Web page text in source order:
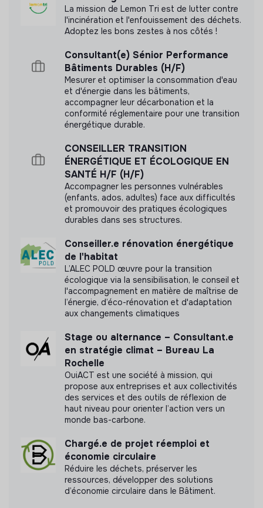
d'impact
Labels et certifications
Référencé par Shift Your Job.
Adhérent du Mouvement Impact
France.
Pratiques et politiques internes
Formation et développement professionnel
Initiatives éco-responsables
Partage de la valeur
Rémunération équitable
Diversité et inclusion
Équité salariale
Principes de gouvernance
Gestion collaborative de projets
Systèmes de feedback et d'évaluation
Culture de feedback ouvert
La mission de Lemon Tri est de lutter contre
l'incinération et l'enfouissement des déchets.
Adoptez les bons zestes à nos côtés !
Consultant(e) Sénior Performance
Bâtiments Durables (H/F)
Mesurer et optimiser la consommation d'eau
et d'énergie dans les bâtiments,
accompagner leur décarbonation et la
conformité réglementaire pour une transition
énergétique durable.
CONSEILLER TRANSITION
ÉNERGÉTIQUE ET ÉCOLOGIQUE EN
SANTÉ H/F (H/F)
Accompagner les personnes vulnérables
(enfants, ados, adultes) face aux difficultés
et promouvoir des pratiques écologiques
durables dans ses structures.
Conseiller.e rénovation énergétique
de l'habitat
L’ALEC POLD œuvre pour la transition
écologique via la sensibilisation, le conseil et
l'accompagnement en matière de maîtrise de
l’énergie, d’éco-rénovation et d'adaptation
aux changements climatiques
Stage ou alternance – Consultant.e
en stratégie climat – Bureau La
Rochelle
OuiACT est une société à mission, qui
propose aux entreprises et aux collectivités
des services et des outils de réflexion de
haut niveau pour orienter l’action vers un
monde bas-carbone.
Chargé.e de projet réemploi et
économie circulaire
Réduire les déchets, préserver les
ressources, développer des solutions
d’économie circulaire dans le Bâtiment.